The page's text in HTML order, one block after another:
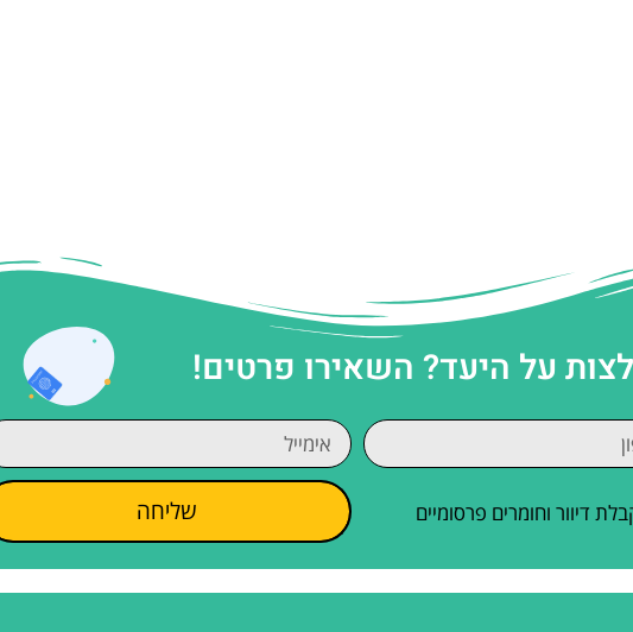
על היעד? השאירו פרטים!
דיוור וחומרים פרסומיים שליחה